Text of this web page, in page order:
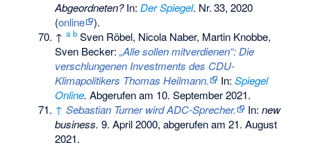
Abgeordneten?In:Der Spiegel. Nr.33, 2020
(online
).
↑a b Sven Röbel, Nicola Naber, Martin Knobbe,
Sven Becker:„Alle sollen mitverdienen“: Die
verschlungenen Investments des CDU-
Klimapolitikers Thomas Heilmann.
In:Spiegel
Online. Abgerufen am 10. September 2021.
↑ Sebastian Turner wird ADC-Sprecher. In:new
business. 9. April 2000, abgerufen am 21. August
2021.